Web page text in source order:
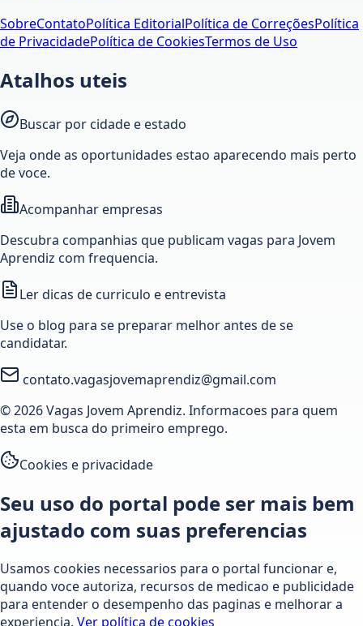
SobreContatoPolítica EditorialPolítica de CorreçõesPolítica
de PrivacidadePolítica de CookiesTermos de Uso
Atalhos uteis
Buscar por cidade e estado
Veja onde as oportunidades estao aparecendo mais perto
de voce.
Acompanhar empresas
Descubra companhias que publicam vagas para Jovem
Aprendiz com frequencia.
Ler dicas de curriculo e entrevista
Use o blog para se preparar melhor antes de se
candidatar.
contato.vagasjovemaprendiz@gmail.com
© 2026 Vagas Jovem Aprendiz. Informacoes para quem
esta em busca do primeiro emprego.
Cookies e privacidade
Seu uso do portal pode ser mais bem
ajustado com suas preferencias
Usamos cookies necessarios para o portal funcionar e,
quando voce autoriza, recursos de medicao e publicidade
para entender o desempenho das paginas e melhorar a
experiencia. Ver política de cookies